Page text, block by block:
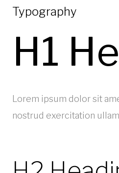
Typography
H1
Lorem ipsum dolor sit
nostrud exercitation